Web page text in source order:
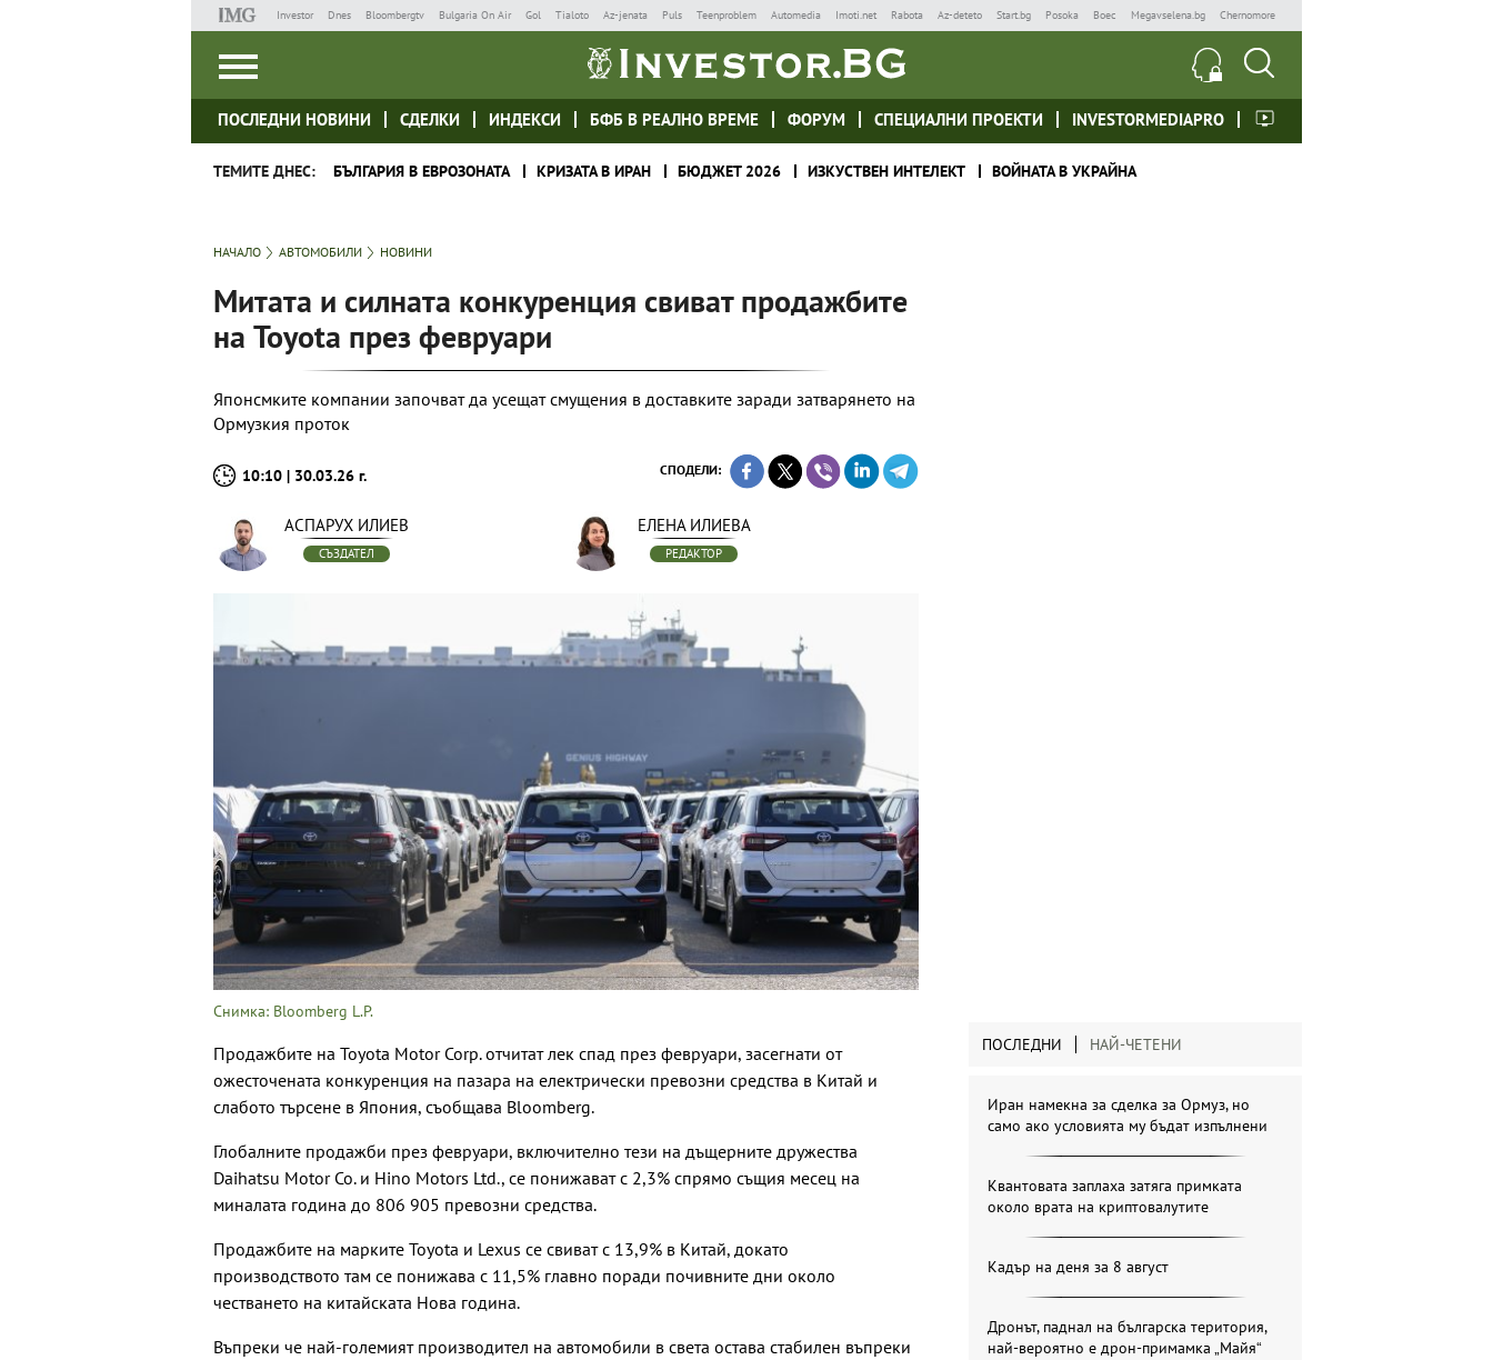
Investor Dnes Bloombergtv Bulgaria On Air Gol Tialoto Az-jenata Puls Teenproblem Automedia Imoti.net Rabota Az-deteto Start.bg Posoka Boec Megavselena.bg Chernomore
ПОСЛЕДНИ НОВИНИ СДЕЛКИ ИНДЕКСИ БФБ В РЕАЛНО ВРЕМЕ ФОРУМ СПЕЦИАЛНИ ПРОЕКТИ INVESTORMEDIAPRO
ТЕМИТЕ ДНЕС: БЪЛГАРИЯ В ЕВРОЗОНАТА КРИЗАТА В ИРАН БЮДЖЕТ 2026 ИЗКУСТВЕН ИНТЕЛЕКТ ВОЙНАТА В УКРАЙНА
НАЧАЛО АВТОМОБИЛИ НОВИНИ
Митата и силната конкуренция свиват продажбите
на Toyota през февруари
Японсмките компании започват да усещат смущения в доставките заради затварянето на
Ормузкия проток
10:10 | 30.03.26 г. СПОДЕЛИ:
АСПАРУХ ИЛИЕВ
СЪЗДАТЕЛ
ЕЛЕНА ИЛИЕВА
РЕДАКТОР
Снимка: Bloomberg L.P.
Продажбите на Toyota Motor Corp. отчитат лек спад през февруари, засегнати от
ожесточената конкуренция на пазара на електрически превозни средства в Китай и
слабото търсене в Япония, съобщава Bloomberg.
Глобалните продажби през февруари, включително тези на дъщерните дружества
Daihatsu Motor Co. и Hino Motors Ltd., се понижават с 2,3% спрямо същия месец на
миналата година до 806 905 превозни средства.
Продажбите на марките Toyota и Lexus се свиват с 13,9% в Китай, докато
производството там се понижава с 11,5% главно поради почивните дни около
честването на китайската Нова година.
Въпреки че най-големият производител на автомобили в света остава стабилен въпреки
ПОСЛЕДНИ НАЙ-ЧЕТЕНИ
Иран намекна за сделка за Ормуз, но
само ако условията му бъдат изпълнени
Квантовата заплаха затяга примката
около врата на криптовалутите
Кадър на деня за 8 август
Дронът, паднал на българска територия,
най-вероятно е дрон-примамка „Майя“